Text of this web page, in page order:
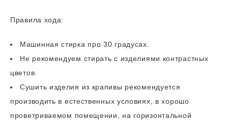
Правила хода:
​Машинная стирка про 30 градусах.
Не рекомендуем стирать с изделиями контрастных
цветов.
Сушить изделия из крапивы рекомендуется
производить в естественных условиях, в хорошо
проветриваемом помещении, на горизонтальной